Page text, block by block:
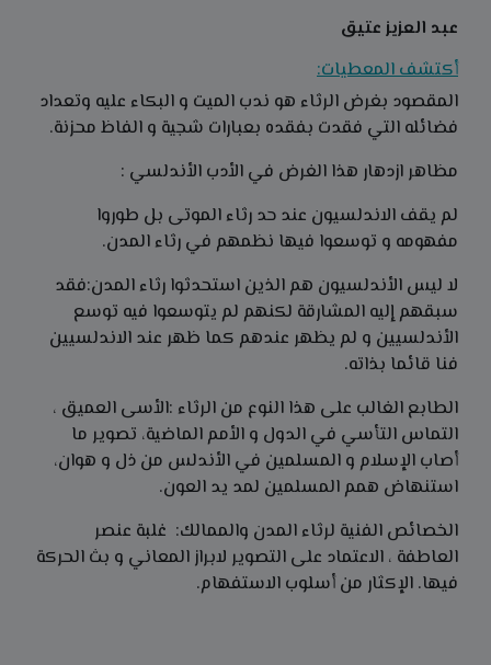
عبد العزيز عتيق
أكتشف المعطيات:
المقصود بغرض الرثاء هو ندب الميت و البكاء عليه وتعداد
فضائله التي فقدت بفقده بعبارات شجية و الفاظ محزنة.
مظاهر ازدهار هذا الغرض في الأدب الأندلسي :
لم يقف الاندلسيون عند حد رثاء الموتى بل طوروا
مفهومه و توسعوا فيها نظمهم في رثاء المدن.
لا ليس الأندلسيون هم الذين استحدثوا رثاء المدن:فقد
سبقهم إليه المشارقة لكنهم لم يتوسعوا فيه توسع
الأندلسيين و لم يظهر عندهم كما ظهر عند الاندلسيين
فنا قائما بذاته.
الطابع الغالب على هذا النوع من الرثاء :الأسى العميق ،
التماس التأسي في الدول و الأمم الماضية، تصوير ما
أصاب الإسلام و المسلمين في الأندلس من ذل و هوان،
استنهاض همم المسلمين لمد يد العون.
الخصائص الفنية لرثاء المدن والممالك: غلبة عنصر
العاطفة ، الاعتماد على التصوير لابراز المعاني و بث الحركة
فيها. الإكثار من أسلوب الاستفهام.